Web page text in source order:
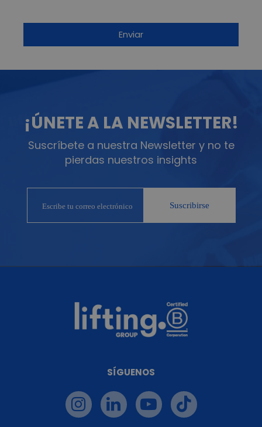
¡ÚNETE A LA NEWSLETTER!
Suscríbete a nuestra Newsletter y no te
pierdas nuestros insights
SÍGUENOS